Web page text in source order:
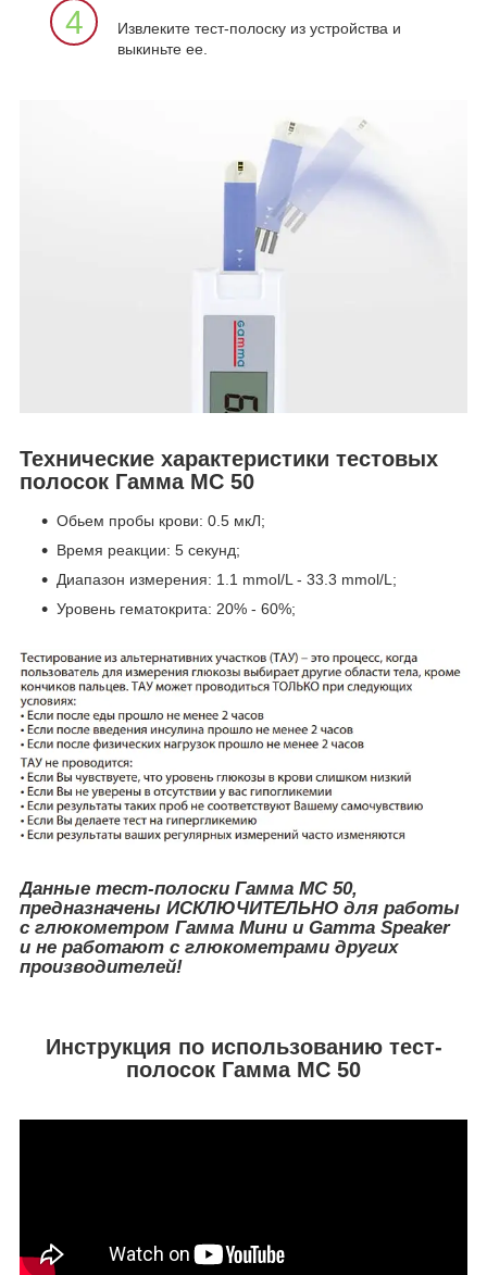
4
Извлеките тест-полоску из устройства и
выкиньте ее.
Технические характеристики тестовых
полосок Гамма МС 50
Обьем пробы крови: 0.5 мкЛ;
Время реакции: 5 секунд;
Диапазон измерения: 1.1 mmol/L - 33.3 mmol/L;
Уровень гематокрита: 20% - 60%;
Данные тест-полоски Гамма МС 50,
предназначены ИСКЛЮЧИТЕЛЬНО для работы
с глюкометром Гамма Мини и Gamma Speaker
и не работают с глюкометрами других
производителей!
Инструкция по использованию тест-
полосок Гамма МС 50